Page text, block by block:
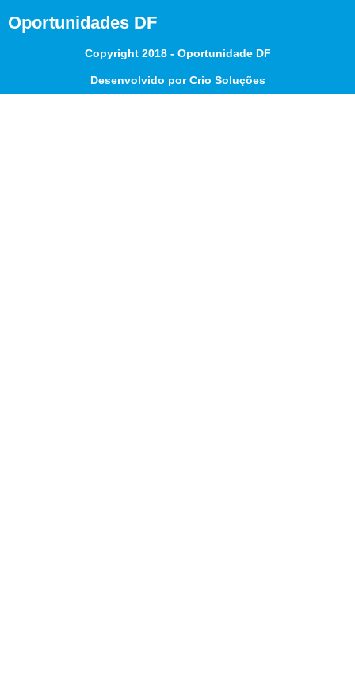
Oportunidades DF
Copyright 2018 - Oportunidade DF
Desenvolvido por Crio Soluções